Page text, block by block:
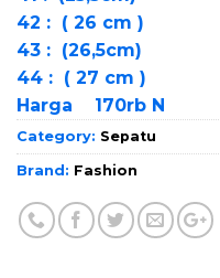
42 : ( 26 cm )
43 : (26,5cm)
44 : ( 27 cm )
Harga 170rb N
Category: Sepatu
Brand: Fashion